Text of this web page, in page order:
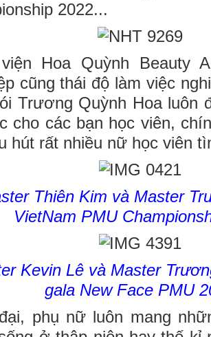
2022...
Hoa Quỳnh Beauty
cũng thái độ làm việc
Trương Quỳnh Hoa luôn
cho các bạn học viên,
hút rất nhiều nữ học viên
Thiên Kim và Master
VietNam PMU
Kevin Lê và Master
gala New Face PMU
phụ nữ luôn mang